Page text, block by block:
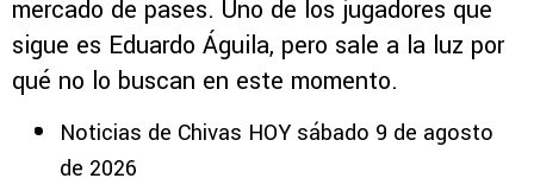
mercado de pases. Uno de los jugadores que
sigue es Eduardo Águila, pero sale a la luz por
qué no lo buscan en este momento.
Noticias de Chivas HOY sábado 9 de agosto
de 2026